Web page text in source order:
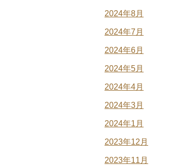
2024年8月
2024年7月
2024年6月
2024年5月
2024年4月
2024年3月
2024年1月
2023年12月
2023年11月